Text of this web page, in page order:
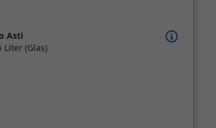
Asti
Liter (Glas)